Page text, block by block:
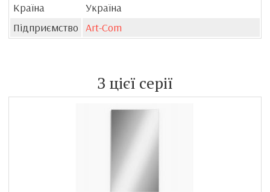
Країна
Україна
Підприємство Art-Com
З цієї серії